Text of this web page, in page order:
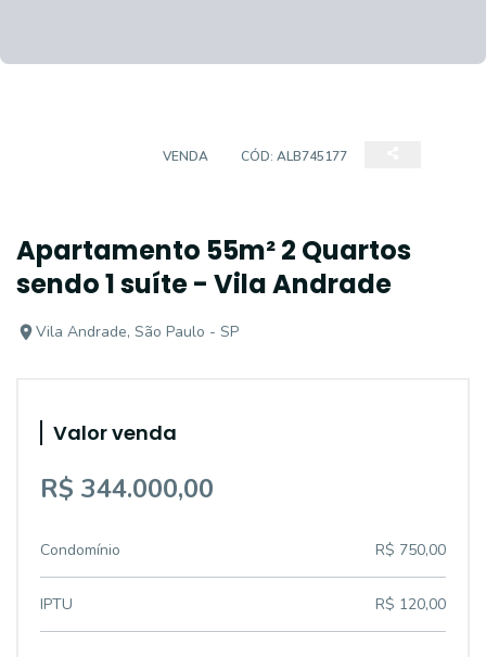
VENDA CÓD: ALB745177
Apartamento 55m² 2 Quartos
sendo 1 suíte - Vila Andrade
Vila Andrade, São Paulo - SP
Valor venda
R$ 344.000,00
Condomínio R$ 750,00
IPTU R$ 120,00